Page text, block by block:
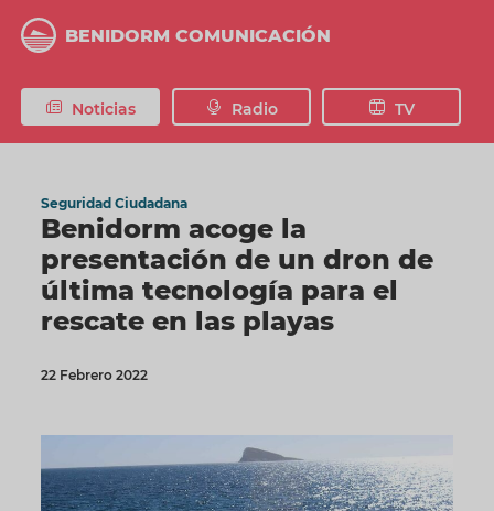
contenido
BENIDORM COMUNICACIÓN
Noticias Radio TV
Seguridad Ciudadana
Benidorm acoge la
presentación de un dron de
última tecnología para el
rescate en las playas
22 Febrero 2022